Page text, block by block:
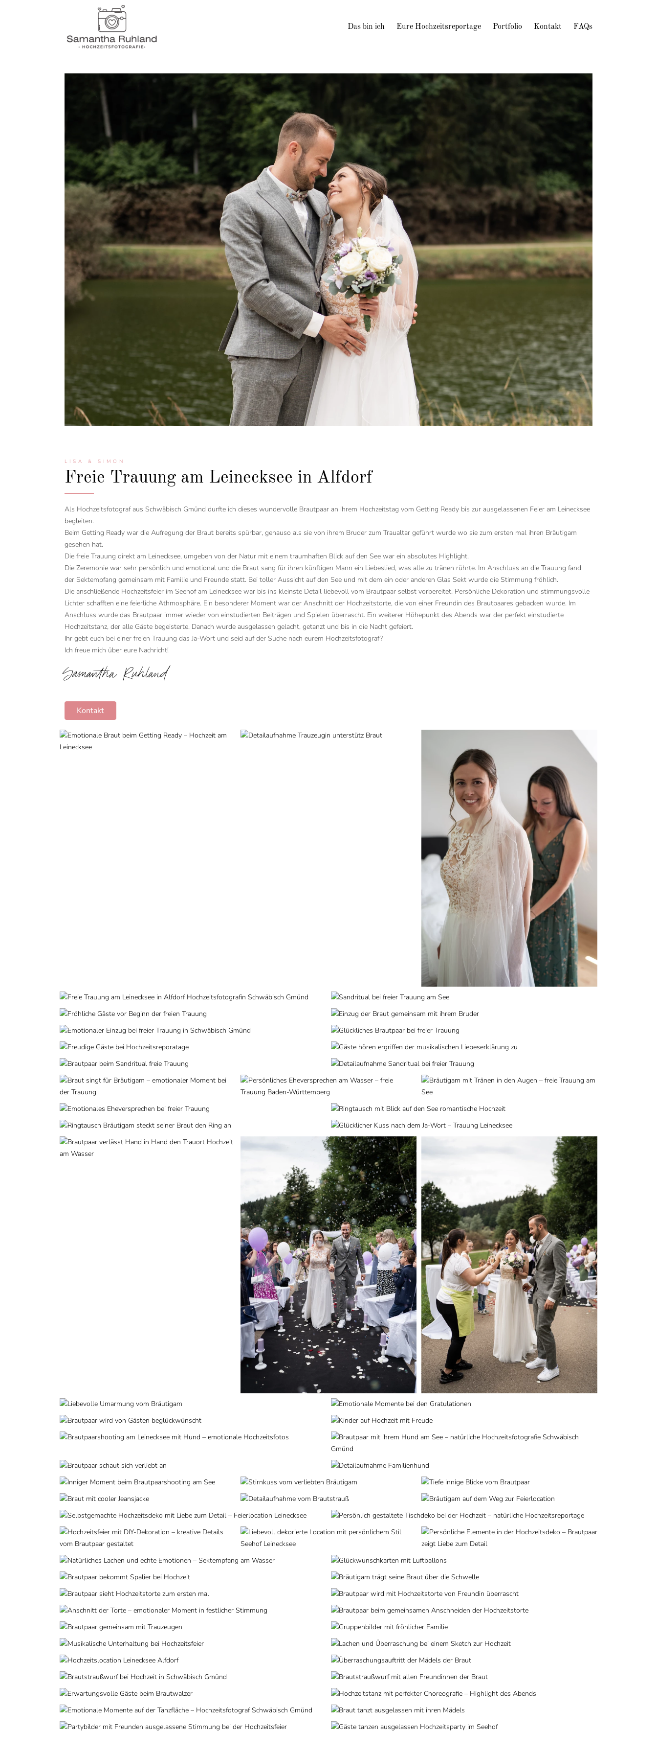
Das bin ich Eure Hochzeitsreportage Portfolio Kontakt FAQs
LISA & SIMON
Freie Trauung am Leinecksee in Alfdorf
Als Hochzeitsfotograf aus Schwäbisch Gmünd durfte ich dieses wundervolle Brautpaar an ihrem Hochzeitstag vom Getting Ready bis zur ausgelassenen Feier am Leinecksee
begleiten.
Beim Getting Ready war die Aufregung der Braut bereits spürbar, genauso als sie von ihrem Bruder zum Traualtar geführt wurde wo sie zum ersten mal ihren Bräutigam
gesehen hat.
Die freie Trauung direkt am Leinecksee, umgeben von der Natur mit einem traumhaften Blick auf den See war ein absolutes Highlight.
Die Zeremonie war sehr persönlich und emotional und die Braut sang für ihren künftigen Mann ein Liebeslied, was alle zu tränen rührte. Im Anschluss an die Trauung fand
der Sektempfang gemeinsam mit Familie und Freunde statt. Bei toller Aussicht auf den See und mit dem ein oder anderen Glas Sekt wurde die Stimmung fröhlich.
Die anschließende Hochzeitsfeier im Seehof am Leinecksee war bis ins kleinste Detail liebevoll vom Brautpaar selbst vorbereitet. Persönliche Dekoration und stimmungsvolle
Lichter schafften eine feierliche Athmosphäre. Ein besonderer Moment war der Anschnitt der Hochzeitstorte, die von einer Freundin des Brautpaares gebacken wurde. Im
Anschluss wurde das Brautpaar immer wieder von einstudierten Beiträgen und Spielen überrascht. Ein weiterer Höhepunkt des Abends war der perfekt einstudierte
Hochzeitstanz, der alle Gäste begeisterte. Danach wurde ausgelassen gelacht, getanzt und bis in die Nacht gefeiert.
Ihr gebt euch bei einer freien Trauung das Ja-Wort und seid auf der Suche nach eurem Hochzeitsfotograf?
Ich freue mich über eure Nachricht!
Samantha Ruhland
Kontakt